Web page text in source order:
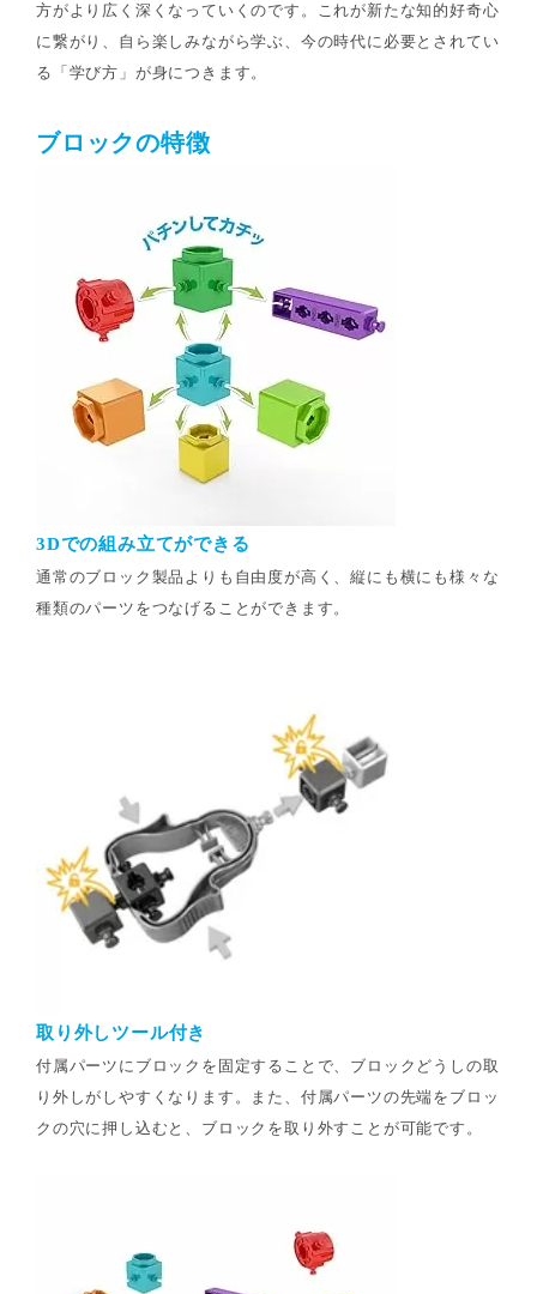
方がより広く深くなっていくのです。これが新たな知的好奇心
に繋がり、自ら楽しみながら学ぶ、今の時代に必要とされてい
る「学び方」が身につきます。
ブロックの特徴
3Dでの組み立てができる
通常のブロック製品よりも自由度が高く、縦にも横にも様々な
種類のパーツをつなげることができます。
取り外しツール付き
付属パーツにブロックを固定することで、ブロックどうしの取
り外しがしやすくなります。また、付属パーツの先端をブロッ
クの穴に押し込むと、ブロックを取り外すことが可能です。